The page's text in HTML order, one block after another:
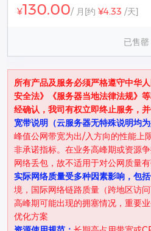
¥130.00/ 月 [约 ¥4.33 /天]
已售罄
所有产品及服务必须严格遵守中华
安全法》《服务器当地法律法规》
经确认，我司有权立即终止服务，
宽带说明（云服务器无特殊说明均
峰值公网带宽为出/入方向的性能上
非承诺指标。在业务高峰期或资源
网络丢包，故不适用于对公网质量
实际网络质量受多种因素影响，包括
境，国际网络链路质量（跨地区访
高峰期可能出现的拥塞情况，重要
优化方案